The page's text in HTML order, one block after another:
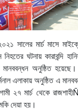
সালের মার্চ মাসে
ঘটনায় কারাবন্দি
অনুষ্ঠিত হয়েছে।
এলাকায় অনুষ্ঠিত এ
২৭ মার্চ থেকে
দেয়া হয়।